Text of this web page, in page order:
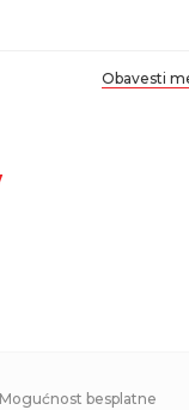
Obavesti
Mogućnost besplatne